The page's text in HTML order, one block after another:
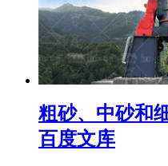
粗砂、中砂和
百度文库